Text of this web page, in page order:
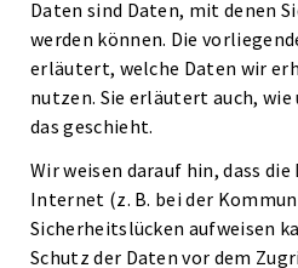
Daten sind Daten, mit denen
werden können. Die
erläutert, welche Daten wir
nutzen. Sie erläutert auch, wie
das geschieht.
Wir weisen darauf hin, dass
Internet (z. B. bei der
Sicherheitslücken aufweisen
Schutz der Daten vor dem